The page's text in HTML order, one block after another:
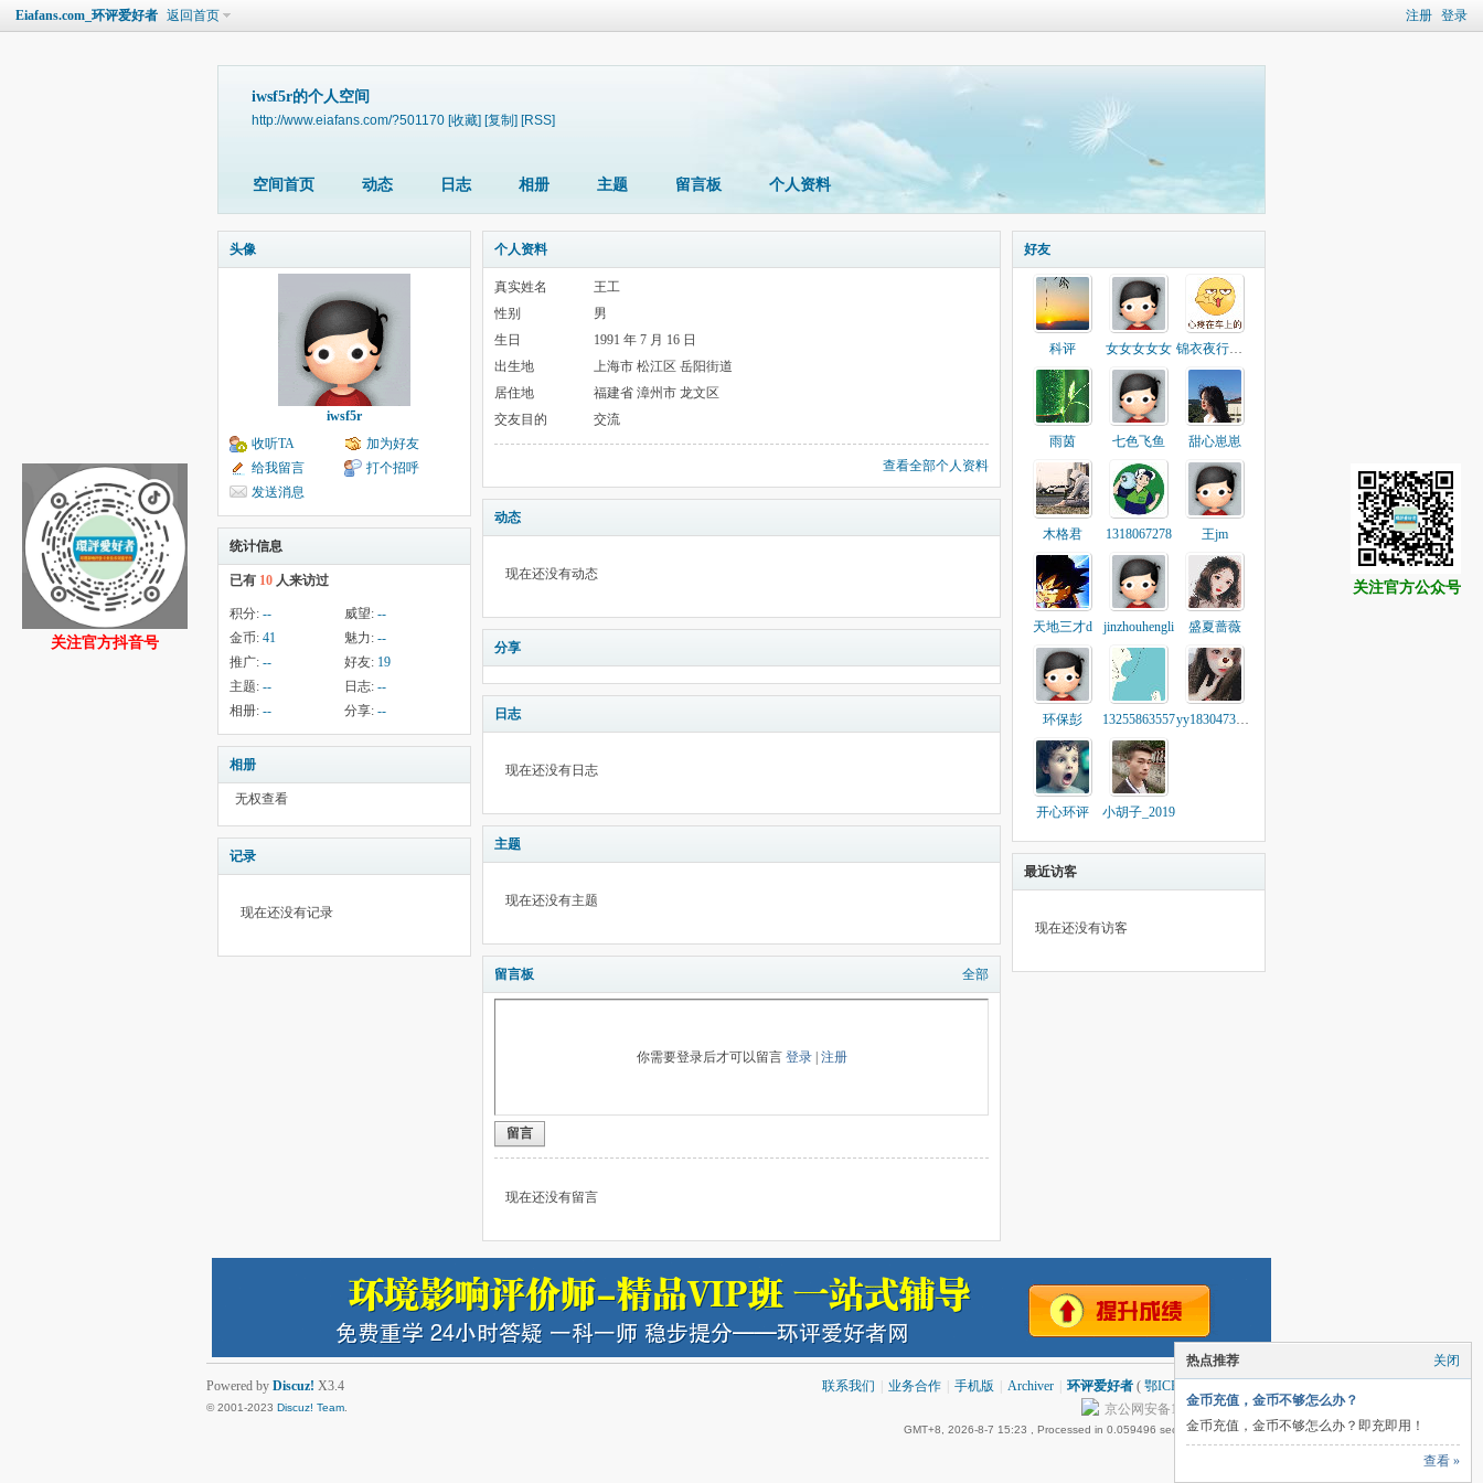
注册 登录
Eiafans.com_环评爱好者 返回首页
iwsf5r的个人空间
http://www.eiafans.com/?501170 [收藏] [复制] [RSS]
空间首页 动态 日志 相册 主题 留言板 个人资料
头像
iwsf5r
收听TA
加为好友
给我留言
打个招呼
发送消息
统计信息
已有 10 人来访过
积分: -- 威望: --
金币: 41 魅力: --
推广: -- 好友: 19
主题: -- 日志: --
相册: -- 分享: --
相册
无权查看
记录
现在还没有记录
个人资料
真实姓名
王工
性别
男
生日
1991 年 7 月 16 日
出生地
上海市 松江区 岳阳街道
居住地
福建省 漳州市 龙文区
交友目的
交流
查看全部个人资料
动态
现在还没有动态
分享
日志
现在还没有日志
主题
现在还没有主题
留言板 全部
你需要登录后才可以留言 登录| 注册
留言
现在还没有留言
好友
科评 女女女女女 锦衣夜行读书人
雨茵 七色飞鱼 甜心崽崽
木格君 1318067278 王jm
天地三才d jinzhouhengli 盛夏蔷薇
环保彭 13255863557 yy18304730809
开心环评 小胡子_2019
最近访客
现在还没有访客
关闭
热点推荐
金币充值，金币不够怎么办？
金币充值，金币不够怎么办？即充即用！
查看 »
联系我们 业务合作 手机版 Archiver 环评爱好者 ( 鄂ICP备06016596号-1
京公网安备11010502035293号
关注官方公众号
关注官方抖音号
GMT+8, 2026-8-7 15:23 , Processed in 0.059496 second(s), 21 queries .
Powered by Discuz! X3.4
© 2001-2023 Discuz! Team